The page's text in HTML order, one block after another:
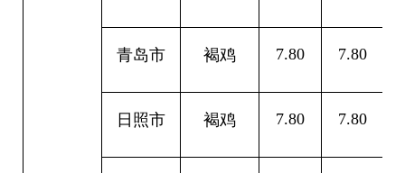
青岛市 褐鸡 7.80 7.80
日照市 褐鸡 7.80 7.80